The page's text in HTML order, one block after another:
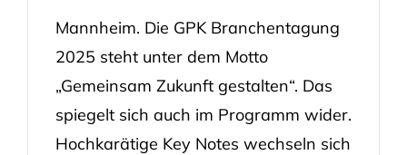
Mannheim. Die GPK Branchentagung
2025 steht unter dem Motto
„Gemeinsam Zukunft gestalten“. Das
spiegelt sich auch im Programm wider.
Hochkarätige Key Notes wechseln sich